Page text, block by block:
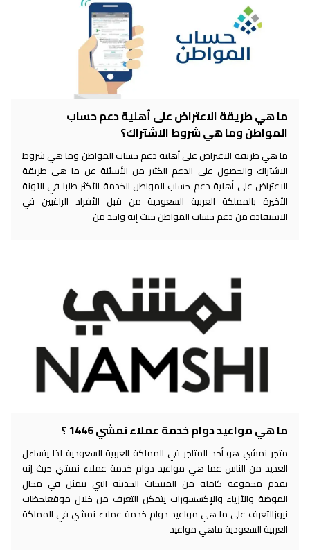
ما هي طريقة الاعتراض على أهلية دعم حساب
المواطن وما هي شروط الاشتراك؟
ما هي طريقة الاعتراض على أهلية دعم حساب المواطن وما هي شروط
الاشتراك والحصول على الدعم الكثير من الأسئلة عن ما هي طريقة
الاعتراض على أهلية دعم حساب المواطن الخدمة الأكثر طلبا في الآونة
الأخيرة بالمملكة العربية السعودية من قبل الأفراد الراغبين في
الاستفادة من دعم حساب المواطن حيث إنه واحد من
ما هي مواعيد دوام خدمة عملاء نمشي 1446 ؟
متجر نمشي هو أحد المتاجر في المملكة العربية السعودية لذا يتساءل
العديد من الناس عما هي مواعيد دوام خدمة عملاء نمشي حيث إنه
يقدم مجموعة كاملة من المنتجات الحديثة التي تتمثل في مجال
الموضة والأزياء والإكسسورات يتمكن التعرف من خلال موقعلحظات
نيوزالتعرف على ما هي مواعيد دوام خدمة عملاء نمشي في المملكة
العربية السعودية ماهي مواعيد